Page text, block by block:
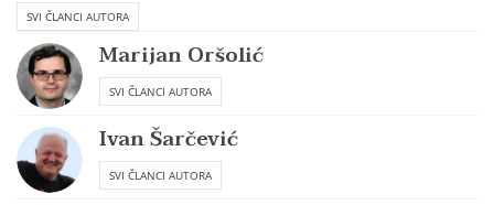
SVI ČLANCI AUTORA
Marijan Oršolić
SVI ČLANCI AUTORA
Ivan Šarčević
SVI ČLANCI AUTORA